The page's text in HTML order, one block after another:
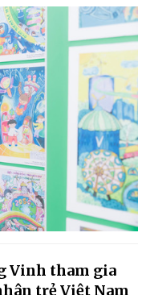
Vinh tham gia
trẻ Việt Nam